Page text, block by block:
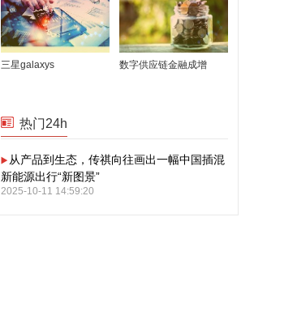
三星galaxys 数字供应链金融成增
热门24h
从产品到生态，传祺向往画出一幅中国插混
新能源出行“新图景”
2025-10-11 14:59:20